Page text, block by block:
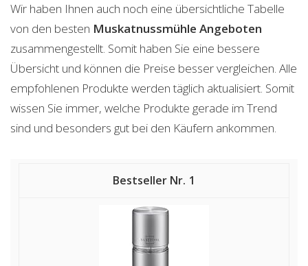
Wir haben Ihnen auch noch eine übersichtliche Tabelle
von den besten Muskatnussmühle Angeboten
zusammengestellt. Somit haben Sie eine bessere
Übersicht und können die Preise besser vergleichen. Alle
empfohlenen Produkte werden täglich aktualisiert. Somit
wissen Sie immer, welche Produkte gerade im Trend
sind und besonders gut bei den Käufern ankommen.
1